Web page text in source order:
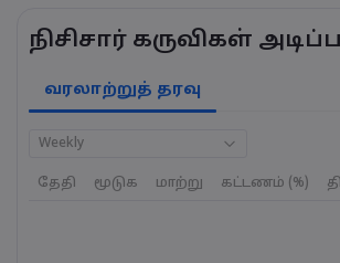
நிசிசார் கருவிகள்
வரலாற்றுத் தரவு
Weekly
தேதி மூடுக மாற்று கட்டணம் (%)